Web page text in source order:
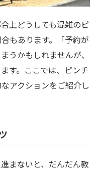
上どうしても混雑のピ
もあります。「予約が
うかもしれませんが、
す。ここでは、ピンチ
アクションをご紹介し
まないと、だんだん教